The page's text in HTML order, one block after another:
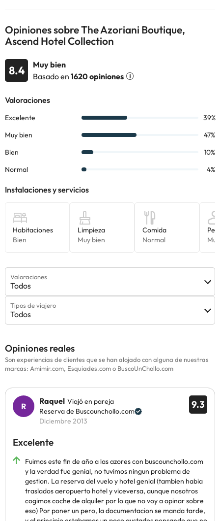
consultar sus tarifas directamente en el establecimiento. Toda la
información de esta ficha está sujeta a cambios por parte del
Opiniones sobre The Azoriani Boutique,
Ascend Hotel Collection
8.4
Muy bien
Basado en 1620 opiniones
Valoraciones
Todos
Tipos de viajero
Todos
Opiniones reales
Son experiencias de clientes que se han alojado con alguna de nuestras
marcas: Amimir.com, Esquiades.com o BuscoUnChollo.com
9.3
Raquel Viajó en pareja
Reserva de Buscounchollo.com
Diciembre 2013
Excelente
Fuimos este fin de año a las azores con buscounchollo.com
y la verdad fue genial, no tuvimos ningun problema de
gestion. La reserva del vuelo y hotel genial (tambien habia
traslados aeropuerto hotel y viceversa, aunque nosotros
cogimos coche de alquiler por lo que no voy a opinar sobre
eso) Por poner un pero, la documentacion se manda tarde,